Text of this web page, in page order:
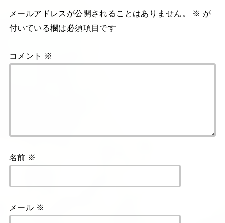
メールアドレスが公開されることはありません。 ※ が
付いている欄は必須項目です
コメント ※
名前 ※
メール ※